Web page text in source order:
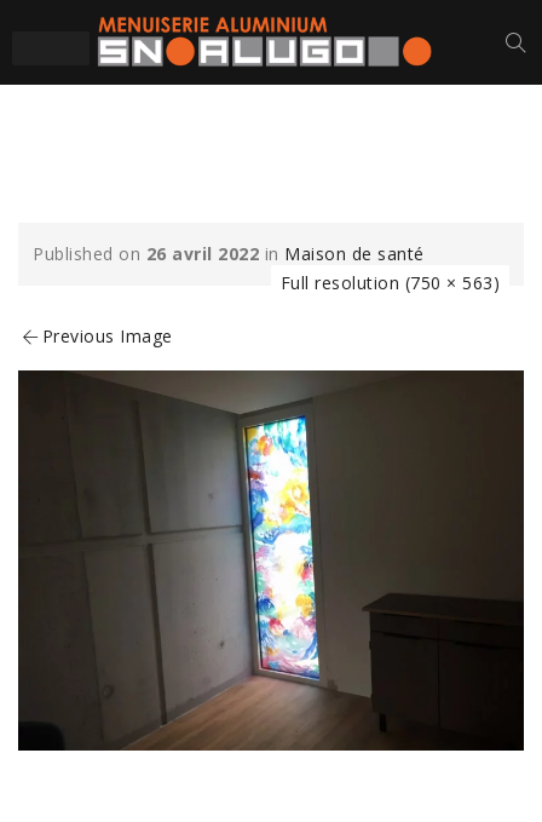
Published on 26 avril 2022 in Maison de santé
Full resolution (750 × 563)
Previous Image